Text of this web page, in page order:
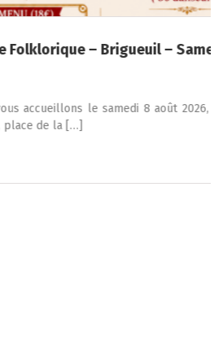
– Brigueuil – Samedi 08
le samedi 8 août 2026, à partir